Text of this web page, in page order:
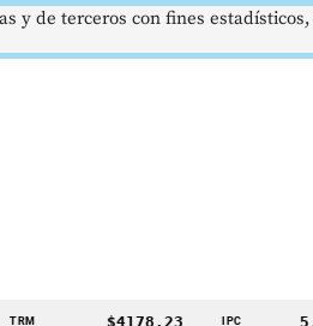
$4178,23 IPC 5,81 %
y de terceros con fines